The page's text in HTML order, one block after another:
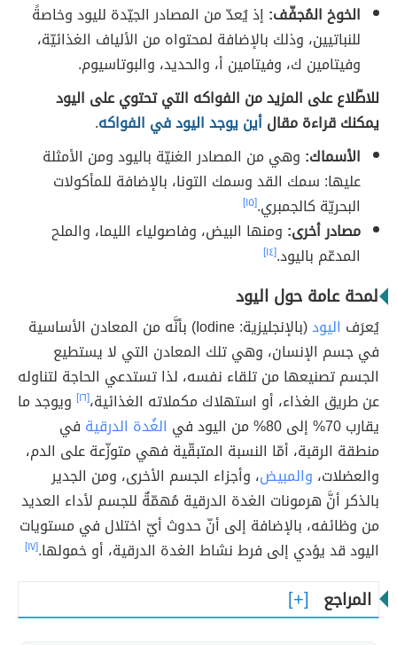
الخوخ المُجفّف: إذ يُعدّ من المصادر الجيّدة لليود وخاصةً
للنباتيين، وذلك بالإضافة لمحتواه من الألياف الغذائيّة،
وفيتامين ك، وفيتامين أ، والحديد، والبوتاسيوم.
للاطّلاع على المزيد من الفواكه التي تحتوي على اليود
يمكنك قراءة مقالأين يوجد اليود في الفواكه.
الأسماك: وهي من المصادر الغنيّة باليود ومن الأمثلة
عليها: سمك القد وسمك التونا، بالإضافة للمأكولات
البحريّة كالجمبري.[١٥]
مصادر أخرى: ومنها البيض، وفاصولياء الليما، والملح
المدعّم باليود.[١٤]
لمحة عامة حول اليود
يُعرَف اليود
(بالإنجليزية: Iodine) بأنَّه من المعادن الأساسية
في جسم الإنسان، وهي تلك المعادن التي لا يستطيع
الجسم تصنيعها من تلقاء نفسه، لذا تستدعي الحاجة لتناوله
عن طريق الغذاء، أو استهلاك مكملاته الغذائية،[١٦]
ويوجد ما
يقارب 70% إلى 80% من اليود في
الغُدة الدرقية في
منطقة الرقبة، أمّا النسبة المتبقّية فهي متوزّعة على الدم،
والعضلات، والمبيض، وأجزاء الجسم الأخرى، ومن الجدير
بالذكر أنَّ هرمونات الغدة الدرقية مُهمّةٌ للجسم لأداء العديد
من وظائفه، بالإضافة إلى أنّ حدوث أيّ اختلال في مستويات
اليود قد يؤدي إلى فرط نشاط الغدة الدرقية، أو خمولها.[١٧]
المراجع